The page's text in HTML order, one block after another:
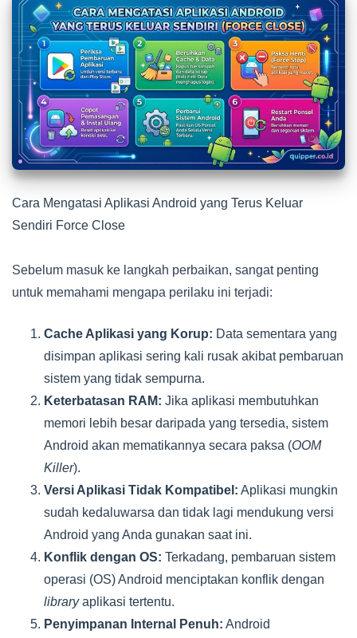
Cara Mengatasi Aplikasi Android yang Terus Keluar
Sendiri Force Close
Sebelum masuk ke langkah perbaikan, sangat penting
untuk memahami mengapa perilaku ini terjadi:
Cache Aplikasi yang Korup: Data sementara yang
disimpan aplikasi sering kali rusak akibat pembaruan
sistem yang tidak sempurna.
Keterbatasan RAM: Jika aplikasi membutuhkan
memori lebih besar daripada yang tersedia, sistem
Android akan mematikannya secara paksa (OOM
Killer).
Versi Aplikasi Tidak Kompatibel: Aplikasi mungkin
sudah kedaluwarsa dan tidak lagi mendukung versi
Android yang Anda gunakan saat ini.
Konflik dengan OS: Terkadang, pembaruan sistem
operasi (OS) Android menciptakan konflik dengan
libraryaplikasi tertentu.
Penyimpanan Internal Penuh: Android